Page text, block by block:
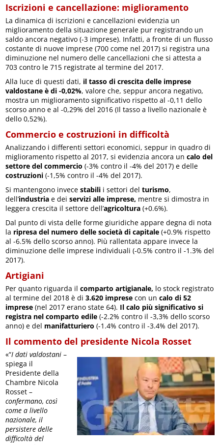
Iscrizioni e cancellazione: miglioramento
La dinamica di iscrizioni e cancellazioni evidenzia un
miglioramento della situazione generale pur registrando un
saldo ancora negativo (-3 imprese). Infatti, a fronte di un flusso
costante di nuove imprese (700 come nel 2017) si registra una
diminuzione nel numero delle cancellazioni che si attesta a
703 contro le 715 registrate al termine del 2017.
Alla luce di questi dati, il tasso di crescita delle imprese
valdostane è di -0,02%, valore che, seppur ancora negativo,
mostra un miglioramento significativo rispetto al -0,11 dello
scorso anno e al -0,29% del 2016 (Il tasso a livello nazionale è
dello 0,52%).
Commercio e costruzioni in difficoltà
Analizzando i differenti settori economici, seppur in quadro di
miglioramento rispetto al 2017, si evidenzia ancora uncalo del
settore del commercio (-3% contro il -4% del 2017) e delle
costruzioni (-1,5% contro il -4% del 2017).
Si mantengono invece stabili i settori delturismo,
dell’industria e deiservizi alle imprese, mentre si dimostra in
leggera crescita il settore dell’agricoltura (+0.6%).
Dal punto di vista delle forme giuridiche appare degna di nota
la ripresa del numero delle società di capitale (+0.9% rispetto
al -6.5% dello scorso anno). Più rallentata appare invece la
diminuzione delle imprese individuali (-0.5% contro il -1.3% del
2017).
Artigiani
Per quanto riguarda ilcomparto artigianale, lo stock registrato
al termine del 2018 è di3.620 imprese con un calo di 52
imprese (nel 2017 erano state 64). Il calo più significativo si
registra nel comparto edile (-2.2% contro il -3,3% dello scorso
anno) e del manifatturiero (-1.4% contro il -3.4% del 2017).
Il commento del presidente Nicola Rosset
«“I dati valdostani –
spiega il
Presidente della
Chambre Nicola
Rosset –
confermano, così
come a livello
nazionale, il
persistere delle
difficoltà del